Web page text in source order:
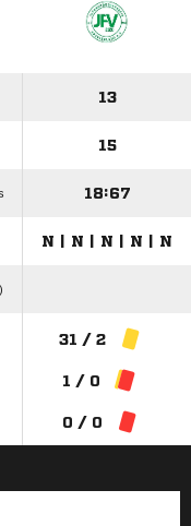
13
15
18:67
N | N | N | N | N
31 / 2
1 / 0
0 / 0